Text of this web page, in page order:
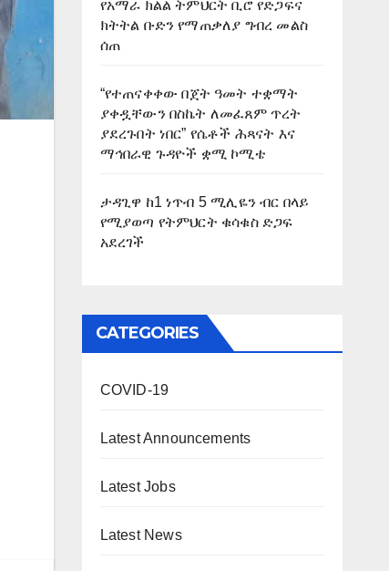
የአማራ ክልል ትምህርት ቢሮ የድጋፍና
ክትትል ቡድን የማጠቃለያ ግብረ መልስ
ሰጠ
“የተጠናቀቀው በጀት ዓመት ተቋማት
ያቀዷቸውን በስኬት ለመፈጸም ጥረት
ያደረጉበት ነበር” የሴቶች ሕጻናት እና
ማኅበራዊ ጉዳዮች ቋሚ ኮሚቴ
ታዳጊዋ ከ1 ነጥብ 5 ሚሊዬን ብር በላይ
የሚያወጣ የትምህርት ቁሳቁስ ድጋፍ
አደረገች
CATEGORIES
COVID-19
Latest Announcements
Latest Jobs
Latest News